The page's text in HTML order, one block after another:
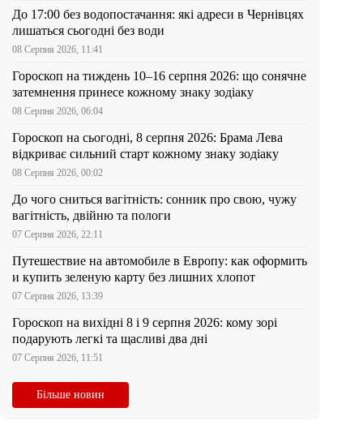
До 17:00 без водопостачання: які адреси в Чернівцях
лишаться сьогодні без води
08 Серпня 2026, 11:41
Гороскоп на тиждень 10–16 серпня 2026: що сонячне
затемнення принесе кожному знаку зодіаку
08 Серпня 2026, 06:04
Гороскоп на сьогодні, 8 серпня 2026: Брама Лева
відкриває сильний старт кожному знаку зодіаку
08 Серпня 2026, 00:02
До чого сниться вагітність: сонник про свою, чужу
вагітність, двійню та пологи
07 Серпня 2026, 22:11
Путешествие на автомобиле в Европу: как оформить
и купить зеленую карту без лишних хлопот
07 Серпня 2026, 13:39
Гороскоп на вихідні 8 і 9 серпня 2026: кому зорі
подарують легкі та щасливі два дні
07 Серпня 2026, 11:51
Більше новин